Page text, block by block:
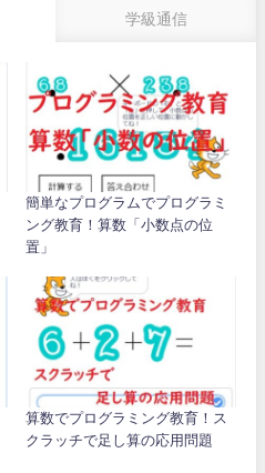
学級通信
簡単なプログラムでプログラミ
ング教育！算数「小数点の位
置」
算数でプログラミング教育！ス
クラッチで足し算の応用問題